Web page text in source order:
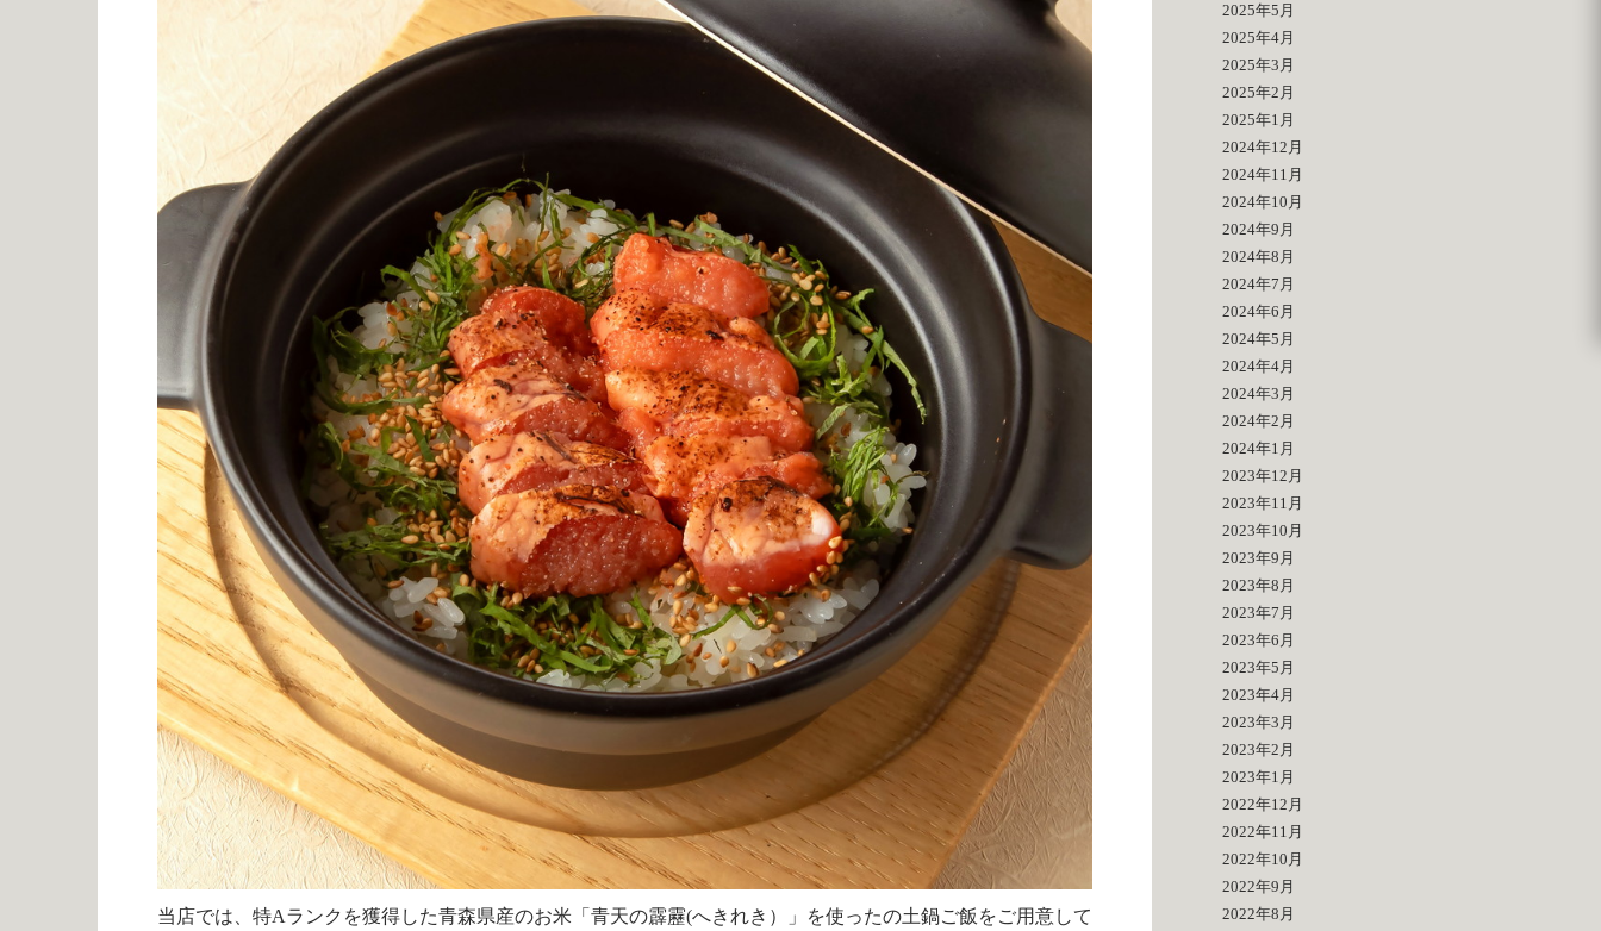
当店では、特Aランクを獲得した青森県産のお米「青天の霹靂(へきれき）」を使ったの土鍋ご飯をご用意して
2025年5月
2025年4月
2025年3月
2025年2月
2025年1月
2024年12月
2024年11月
2024年10月
2024年9月
2024年8月
2024年7月
2024年6月
2024年5月
2024年4月
2024年3月
2024年2月
2024年1月
2023年12月
2023年11月
2023年10月
2023年9月
2023年8月
2023年7月
2023年6月
2023年5月
2023年4月
2023年3月
2023年2月
2023年1月
2022年12月
2022年11月
2022年10月
2022年9月
2022年8月